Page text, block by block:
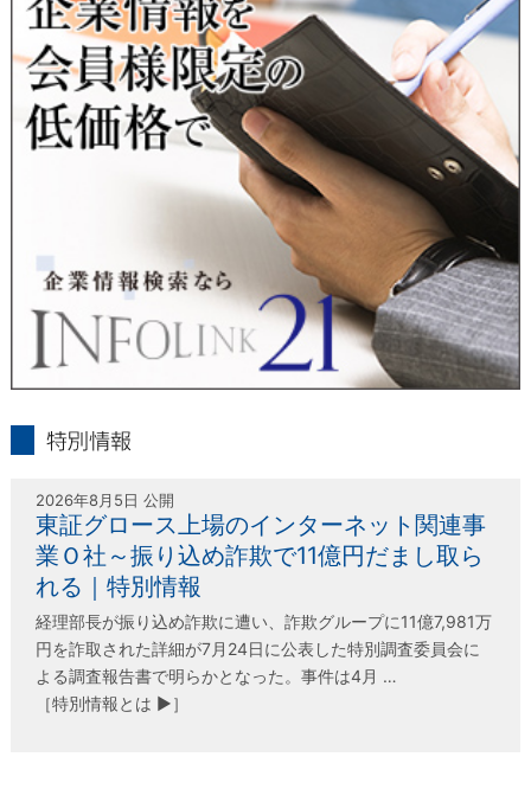
追加・削除・利用停止・提供停止の希望がございましたら、本
人または代理人の請求応じて、個人データの通知・開示・訂
正・追加・削除・利用停止・提供停止の請求に応じます。
受付方法は、本人確認資料（運転免許証、パスポート何れかの
コピー）、「個人情報取扱申請書」「委任状」（代理人による
申請の場合のみ必要となります）を当社宛にお送り下さい。
＜個人情報保護に関するお問合せ・相談窓口＞
〒802-0004 北九州市小倉北区鍛冶町2丁目5-11（第一東経ビ
フリーダイヤル 0120-55-9986
受付時間 平日9：00～17：00
2026年8月5日 公開
東証グロース上場のインターネット関連事
業Ｏ社～振り込め詐欺で11億円だまし取ら
れる｜特別情報
経理部長が振り込め詐欺に遭い、詐欺グループに11億7,981万
円を詐取された詳細が7月24日に公表した特別調査委員会に
よる調査報告書で明らかとなった。事件は4月 …
［特別情報とは ▶］